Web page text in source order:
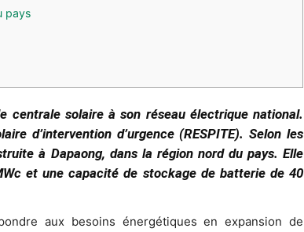
pays
centrale solaire à son réseau électrique national.
d’intervention d’urgence (RESPITE). Selon les
à Dapaong, dans la région nord du pays. Elle
et une capacité de stockage de batterie de 40
aux besoins énergétiques en expansion de